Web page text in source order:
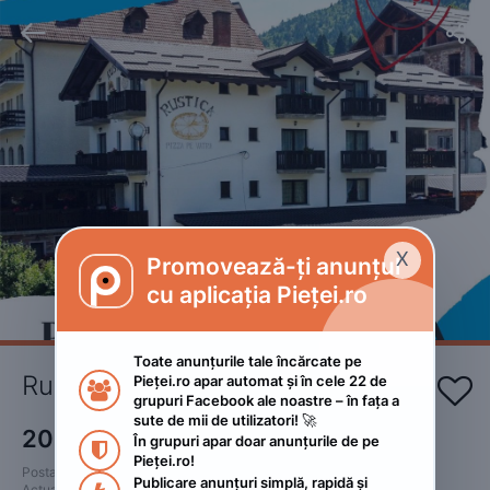
 
Rustica Complex Borsa 
200 RON
Postat
2024. februarie 1.
X
Promovează-ți anunțul
cu aplicația Pieței.ro

Toate anunțurile tale încărcate pe
Pieței.ro apar automat și în cele 22 de
grupuri Facebook ale noastre – în fața a
sute de mii de utilizatori! 🚀

În grupuri apar doar anunțurile de pe
Pieței.ro!
Publicare anunțuri simplă, rapidă și